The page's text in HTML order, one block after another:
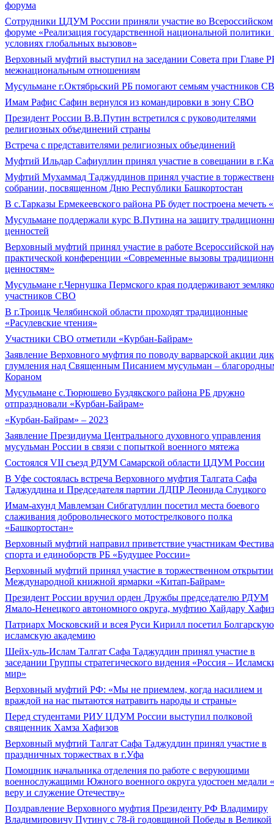
форума
Сотрудники ЦДУМ России приняли участие во Всероссийском
форуме «Реализация государственной национальной политики
условиях глобальных вызовов»
Верховный муфтий выступил на заседании Совета при Главе
межнациональным отношениям
Мусульмане г.Октябрьский РБ помогают семьям участников
Имам Рафис Сафин вернулся из командировки в зону СВО
Президент России В.В.Путин встретился с руководителями
религиозных объединений страны
Встреча с представителями религиозных объединений
Муфтий Ильдар Сафиуллин принял участие в совещании в
Муфтий Мухаммад Таджуддинов принял участие в
собрании, посвященном Дню Республики Башкортостан
В с.Тарказы Ермекеевского района РБ будет построена мечеть
Мусульмане поддержали курс В.Путина на защиту
ценностей
Верховный муфтий принял участие в работе Всероссийской
практической конференции «Современные вызовы
ценностям»
Мусульмане г.Чернушка Пермского края поддерживают
участников СВО
В г.Троицк Челябинской области проходят традиционные
«Расулевские чтения»
Участники СВО отметили «Курбан-Байрам»
Заявление Верховного муфтия по поводу варварской акции
глумления над Священным Писанием мусульман –
Кораном
Мусульмане с.Тюрюшево Буздякского района РБ дружно
отпраздновали «Курбан-Байрам»
«Курбан-Байрам» – 2023
Заявление Президиума Центрального духовного управления
мусульман России в связи с попыткой военного мятежа
Состоялся VII съезд РДУМ Самарской области ЦДУМ России
В Уфе состоялась встреча Верховного муфтия Талгата Сафа
Таджуддина и Председателя партии ЛДПР Леонида Слуцкого
Имам-ахунд Мавлемзан Сибгатуллин посетил места боевого
слаживания добровольческого мотострелкового полка
«Башкортостан»
Верховный муфтий направил приветствие участникам
спорта и единоборств РБ «Будущее России»
Верховный муфтий принял участие в торжественном открытии
Международной книжной ярмарки «Китап-Байрам»
Президент России вручил орден Дружбы председателю РДУМ
Ямало-Ненецкого автономного округа, муфтию Хайдару
Патриарх Московский и всея Руси Кирилл посетил Болгарскую
исламскую академию
Шейх-уль-Ислам Талгат Сафа Таджуддин принял участие в
заседании Группы стратегического видения «Россия –
мир»
Верховный муфтий РФ: «Мы не приемлем, когда насилием и
враждой на нас пытаются натравить народы и страны»
Перед студентами РИУ ЦДУМ России выступил полковой
священник Хамза Хафизов
Верховный муфтий Талгат Сафа Таджуддин принял участие в
праздничных торжествах в г.Уфа
Помощник начальника отделения по работе с верующими
военнослужащими Южного военного округа удостоен медали
веру и служение Отечеству»
Поздравление Верховного муфтия Президенту РФ Владимиру
Владимировичу Путину с 78-й годовщиной Победы в Великой